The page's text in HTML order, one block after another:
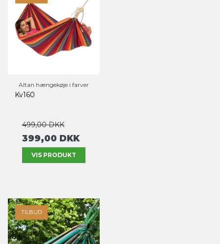
Altan hængekøje i farver
Kv160
499,00 DKK
399,00 DKK
VIS PRODUKT
TILBUD